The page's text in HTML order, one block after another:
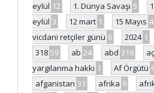
eylül 12 1. Dünya Savaşı 5
eylül 3 12 mart 1 15 Mayıs
vicdani retçiler günü 6 2024 1
318 59 ab 24 abd 319
yargılanma hakkı 1 Af Örgütü
afganistan 31 afrika 9